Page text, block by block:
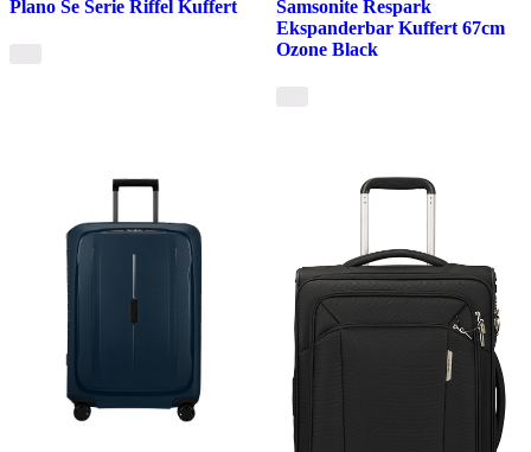
Plano Se Serie Riffel Kuffert
Samsonite Respark
Ekspanderbar Kuffert 67cm
Ozone Black